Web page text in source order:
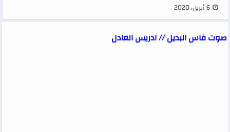
6 أبريل، 2020
صوت فاس البديل // ادريس العادل